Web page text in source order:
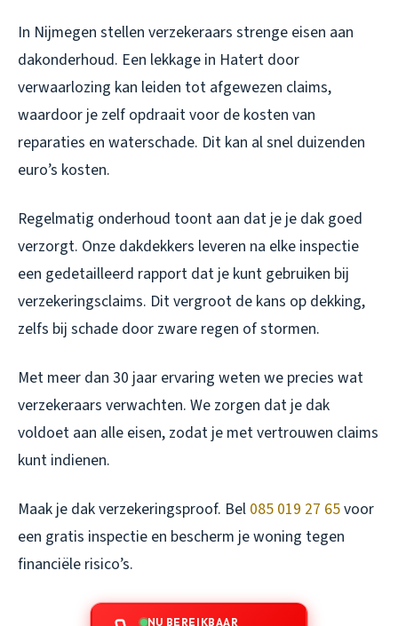
In Nijmegen stellen verzekeraars strenge eisen aan
dakonderhoud. Een lekkage in Hatert door
verwaarlozing kan leiden tot afgewezen claims,
waardoor je zelf opdraait voor de kosten van
reparaties en waterschade. Dit kan al snel duizenden
euro’s kosten.
Regelmatig onderhoud toont aan dat je je dak goed
verzorgt. Onze dakdekkers leveren na elke inspectie
een gedetailleerd rapport dat je kunt gebruiken bij
verzekeringsclaims. Dit vergroot de kans op dekking,
zelfs bij schade door zware regen of stormen.
Met meer dan 30 jaar ervaring weten we precies wat
verzekeraars verwachten. We zorgen dat je dak
voldoet aan alle eisen, zodat je met vertrouwen claims
kunt indienen.
Maak je dak verzekeringsproof. Bel 085 019 27 65voor
een gratis inspectie en bescherm je woning tegen
financiële risico’s.
NU BEREIKBAAR